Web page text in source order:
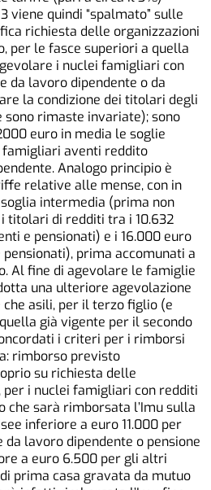
viene quindi “spalmato” sulle
richiesta delle organizzazioni
per le fasce superiori a quella
i nuclei famigliari con
da lavoro dipendente o da
la condizione dei titolari degli
rimaste invariate); sono
euro in media le soglie
aventi reddito
Analogo principio è
relative alle mense, con in
intermedia (prima non
titolari di redditi tra i 10.632
e pensionati) e i 16.000 euro
prima accomunati a
Al fine di agevolare le famiglie
una ulteriore agevolazione
asili, per il terzo figlio (e
già vigente per il secondo
i criteri per i rimborsi
rimborso previsto
su richiesta delle
per i nuclei famigliari con redditi
che sarà rimborsata l’Imu sulla
inferiore a euro 11.000 per
lavoro dipendente o pensione
a euro 6.500 per gli altri
prima casa gravata da mutuo